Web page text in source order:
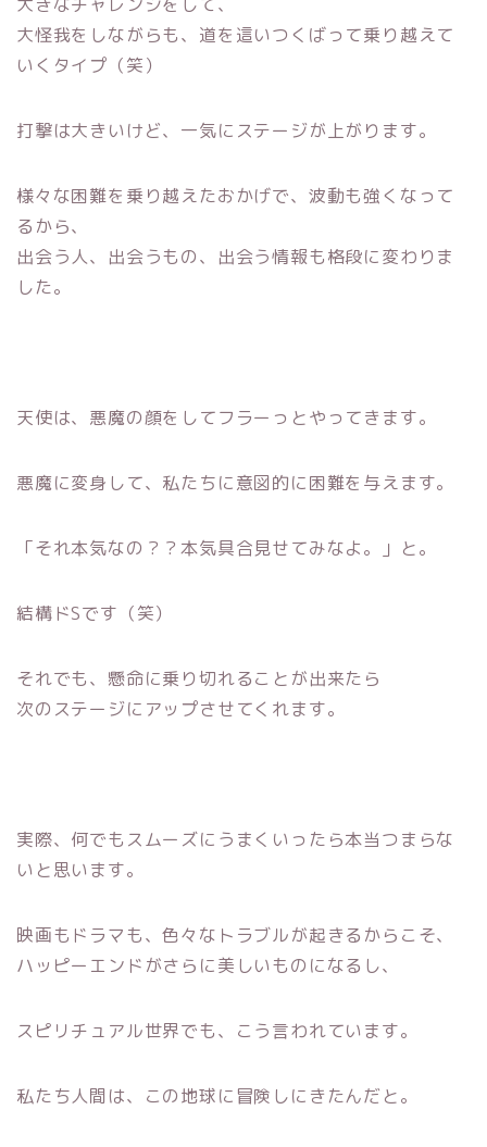
大怪我をしながらも、道を這いつくばって乗り越えて
いくタイプ（笑）
打撃は大きいけど、一気にステージが上がります。
様々な困難を乗り越えたおかげで、波動も強くなって
るから、
出会う人、出会うもの、出会う情報も格段に変わりま
した。
天使は、悪魔の顔をしてフラーっとやってきます。
悪魔に変身して、私たちに意図的に困難を与えます。
「それ本気なの？？本気具合見せてみなよ。」と。
結構ドSです（笑）
それでも、懸命に乗り切れることが出来たら
次のステージにアップさせてくれます。
実際、何でもスムーズにうまくいったら本当つまらな
いと思います。
映画もドラマも、色々なトラブルが起きるからこそ、
ハッピーエンドがさらに美しいものになるし、
スピリチュアル世界でも、こう言われています。
私たち人間は、この地球に冒険しにきたんだと。